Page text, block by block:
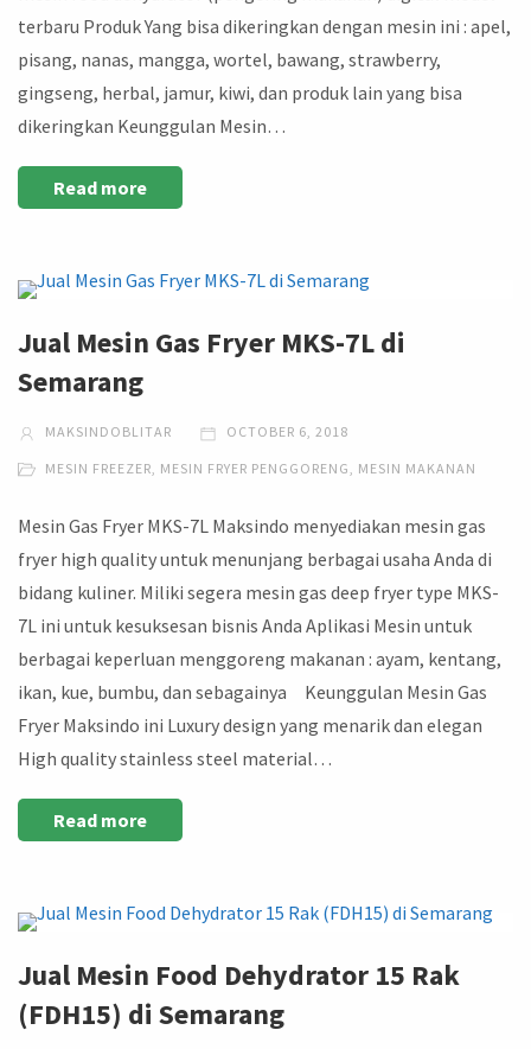
terbaru Produk Yang bisa dikeringkan dengan mesin ini : apel,
pisang, nanas, mangga, wortel, bawang, strawberry,
gingseng, herbal, jamur, kiwi, dan produk lain yang bisa
dikeringkan Keunggulan Mesin…
Read more
Jual Mesin Gas Fryer MKS-7L di
Semarang
MAKSINDOBLITAR OCTOBER 6, 2018
MESIN FREEZER MESIN FRYER PENGGORENG MESIN MAKANAN
Mesin Gas Fryer MKS-7L Maksindo menyediakan mesin gas
fryer high quality untuk menunjang berbagai usaha Anda di
bidang kuliner. Miliki segera mesin gas deep fryer type MKS-
7L ini untuk kesuksesan bisnis Anda Aplikasi Mesin untuk
berbagai keperluan menggoreng makanan : ayam, kentang,
ikan, kue, bumbu, dan sebagainya Keunggulan Mesin Gas
Fryer Maksindo ini Luxury design yang menarik dan elegan
High quality stainless steel material…
Read more
Jual Mesin Food Dehydrator 15 Rak
(FDH15) di Semarang